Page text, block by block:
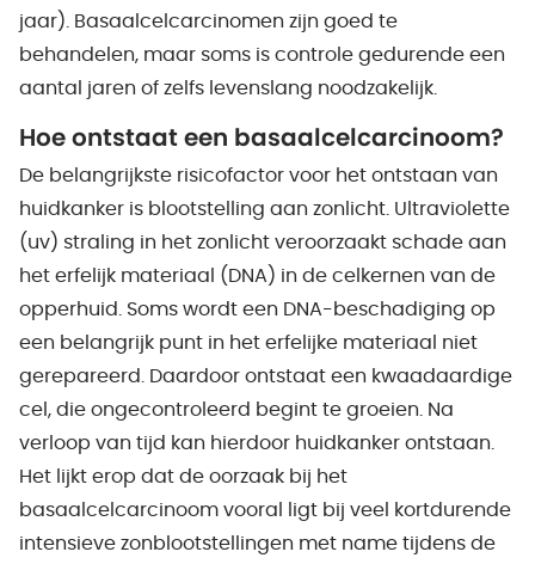
jaar). Basaalcelcarcinomen zijn goed te
behandelen, maar soms is controle gedurende een
aantal jaren of zelfs levenslang noodzakelijk.
Hoe ontstaat een basaalcelcarcinoom?
De belangrijkste risicofactor voor het ontstaan van
huidkanker is blootstelling aan zonlicht. Ultraviolette
(uv) straling in het zonlicht veroorzaakt schade aan
het erfelijk materiaal (DNA) in de celkernen van de
opperhuid. Soms wordt een DNA-beschadiging op
een belangrijk punt in het erfelijke materiaal niet
gerepareerd. Daardoor ontstaat een kwaadaardige
cel, die ongecontroleerd begint te groeien. Na
verloop van tijd kan hierdoor huidkanker ontstaan.
Het lijkt erop dat de oorzaak bij het
basaalcelcarcinoom vooral ligt bij veel kortdurende
intensieve zonblootstellingen met name tijdens de